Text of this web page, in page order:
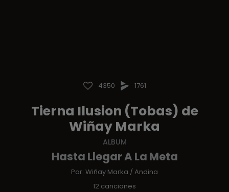
4350 1761
Tierna Ilusion (Tobas) de
Wiñay Marka
ALBUM
Hasta Llegar A La Meta
Por: Wiñay Marka / Andina
12 canciones